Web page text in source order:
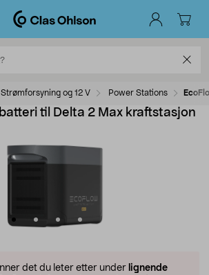
Strømforsyning og 12 V Power Stations
til Delta 2 Max kraftstasjon
det du leter etter under lignende